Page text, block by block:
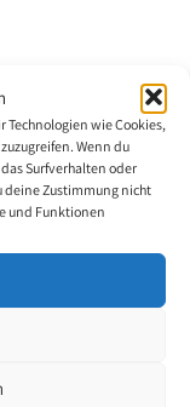
wie Cookies,
Wenn du
Surfverhalten oder
deine Zustimmung nicht
und Funktionen